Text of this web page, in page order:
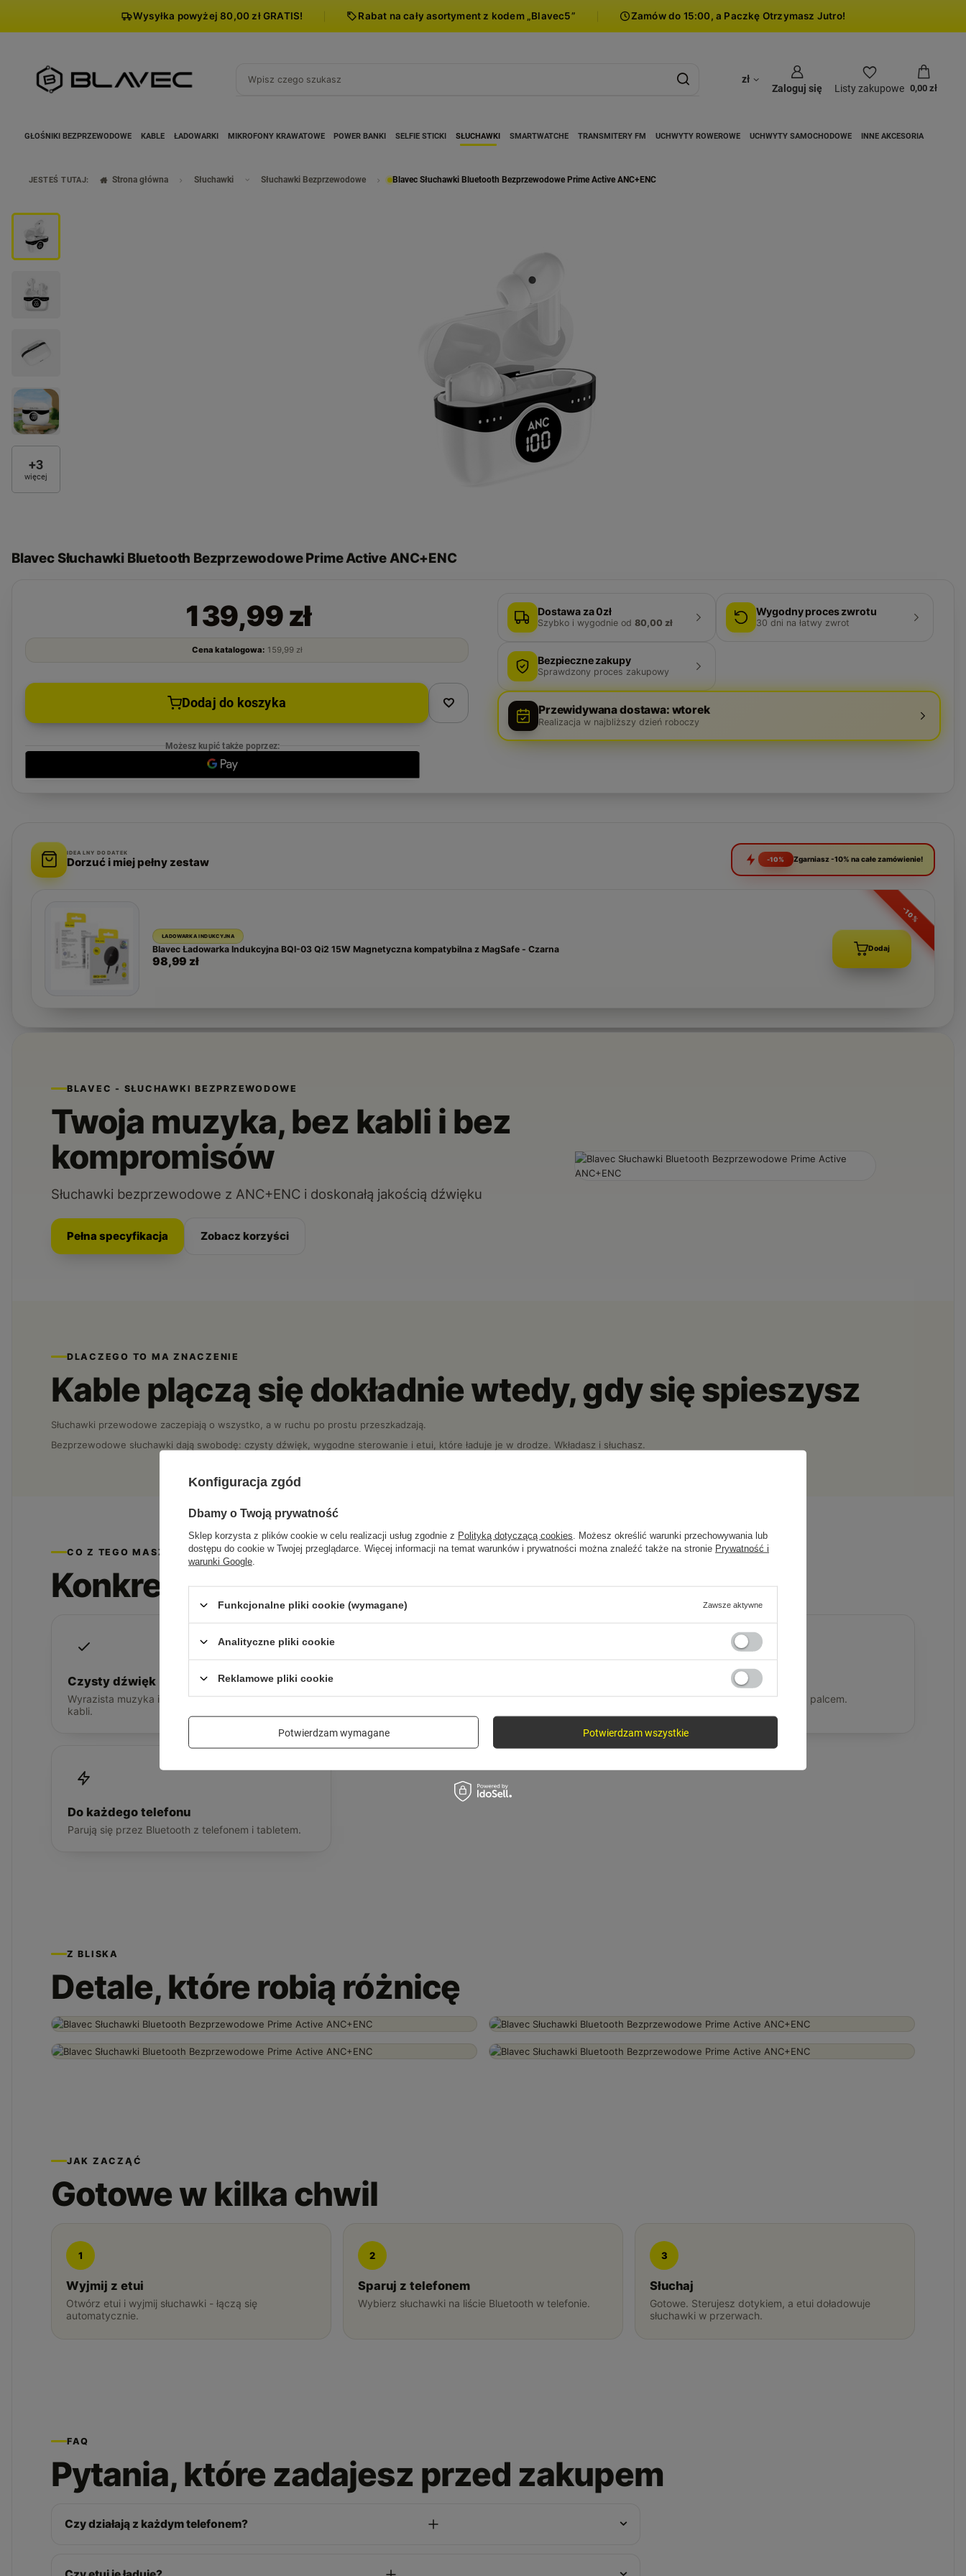
Wysyłka powyżej 80,00 zł GRATIS! Rabat na cały asortyment z kodem „Blavec5” Zamów do 15:00, a Paczkę Otrzymasz Jutro!
zł
Zaloguj się
Listy zakupowe 0,00 zł
GŁOŚNIKI BEZPRZEWODOWE KABLE ŁADOWARKI MIKROFONY KRAWATOWE POWER BANKI SELFIE STICKI SŁUCHAWKI SMARTWATCHE TRANSMITERY FM UCHWYTY ROWEROWE UCHWYTY SAMOCHODOWE INNE AKCESORIA
JESTEŚ TUTAJ: Strona główna Słuchawki Słuchawki Bezprzewodowe Blavec Słuchawki Bluetooth Bezprzewodowe Prime Active ANC+ENC
+3
więcej
Blavec Słuchawki Bluetooth Bezprzewodowe Prime Active ANC+ENC
139,99 zł
Cena katalogowa: 159,99 zł
Dodaj do koszyka
Możesz kupić także poprzez:
Dostawa za 0zł
Szybko i wygodnie od 80,00 zł
Wygodny proces zwrotu
30 dni na łatwy zwrot
Bezpieczne zakupy
Sprawdzony proces zakupowy
Przewidywana dostawa: wtorek
Realizacja w najbliższy dzień roboczy
IDEALNY DODATEK
Dorzuć i miej pełny zestaw -10% Zgarniasz -10% na całe zamówienie!
-10%
ŁADOWARKA INDUKCYJNA
Blavec Ładowarka Indukcyjna BQI-03 Qi2 15W Magnetyczna kompatybilna z MagSafe - Czarna
98,99 zł
Dodaj
BLAVEC - SŁUCHAWKI BEZPRZEWODOWE
Twoja muzyka, bez kabli i bez
kompromisów
Słuchawki bezprzewodowe z ANC+ENC i doskonałą jakością dźwięku
Pełna specyfikacja Zobacz korzyści
DLACZEGO TO MA ZNACZENIE
Kable plączą się dokładnie wtedy, gdy się spieszysz
Słuchawki przewodowe zaczepiają o wszystko, a w ruchu po prostu przeszkadzają.
Bezprzewodowe słuchawki dają swobodę: czysty dźwięk, wygodne sterowanie i etui, które ładuje je w drodze. Wkładasz i słuchasz.
CO Z TEGO MASZ
Konkretne korzyści, nie slogany
Czysty dźwięk
Wyrazista muzyka i rozmowy bez plączących się
kabli.
Sterowanie dotykiem
Muzyka, rozmowy i asystent pod palcem.
Do każdego telefonu
Parują się przez Bluetooth z telefonem i tabletem.
Z BLISKA
Detale, które robią różnicę
JAK ZACZĄĆ
Gotowe w kilka chwil
1
Wyjmij z etui
Otwórz etui i wyjmij słuchawki - łączą się
automatycznie.
2
Sparuj z telefonem
Wybierz słuchawki na liście Bluetooth w telefonie.
3
Słuchaj
Gotowe. Sterujesz dotykiem, a etui doładowuje
słuchawki w przerwach.
FAQ
Pytania, które zadajesz przed zakupem
Czy działają z każdym telefonem?
Konfiguracja zgód
Dbamy o Twoją prywatność
Sklep korzysta z plików cookie w celu realizacji usług zgodnie z Polityką dotyczącą cookies . Możesz określić warunki przechowywania lub
dostępu do cookie w Twojej przeglądarce. Więcej informacji na temat warunków i prywatności można znaleźć także na stronie Prywatność i
warunki Google
Funkcjonalne pliki cookie (wymagane) Zawsze aktywne
Analityczne pliki cookie
Reklamowe pliki cookie
Potwierdzam wymagane Potwierdzam wszystkie